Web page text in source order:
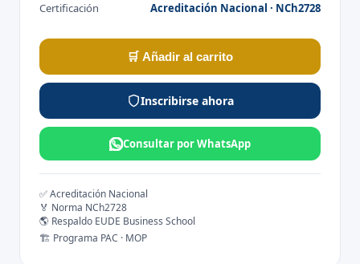
Certificación Acreditación Nacional · NCh2728
🛒 Añadir al carrito
Inscribirse ahora
Consultar por WhatsApp
✅ Acreditación Nacional
🏅 Norma NCh2728
🌎 Respaldo EUDE Business School
🏗️ Programa PAC · MOP